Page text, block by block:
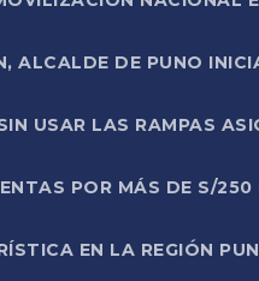
ALCALDE DE PUNO
USAR LAS RAMPAS
POR MÁS DE S/
EN LA REGIÓN